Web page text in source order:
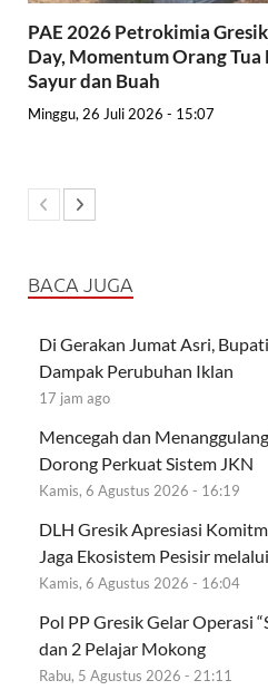
PAE 2026 Petrokimia
Day, Momentum Orang
Sayur dan Buah
Minggu, 26 Juli 2026 - 15:07
BACA JUGA
Di Gerakan Jumat Asri,
Dampak Perubuhan Iklan
17 jam ago
Mencegah dan
Dorong Perkuat Sistem JKN
Kamis, 6 Agustus 2026 - 16:19
DLH Gresik Apresiasi
Jaga Ekosistem Pesisir
Kamis, 6 Agustus 2026 - 16:04
Pol PP Gresik Gelar Operasi
dan 2 Pelajar Mokong
Rabu, 5 Agustus 2026 - 21:11